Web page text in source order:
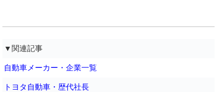
▼関連記事
自動車メーカー・企業一覧
トヨタ自動車・歴代社長